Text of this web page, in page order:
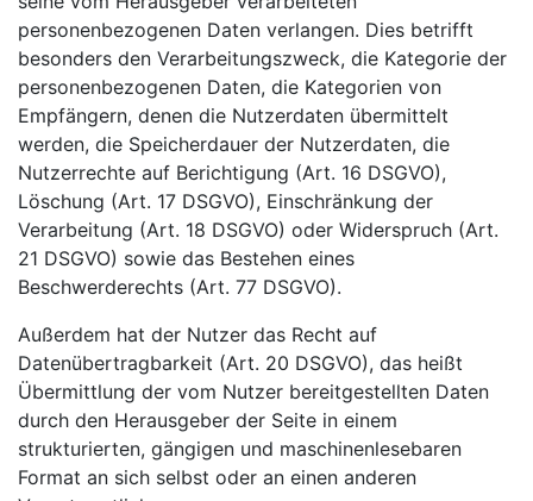
personenbezogenen Daten verlangen. Dies betrifft
besonders den Verarbeitungszweck, die Kategorie der
personenbezogenen Daten, die Kategorien von
Empfängern, denen die Nutzerdaten übermittelt
werden, die Speicherdauer der Nutzerdaten, die
Nutzerrechte auf Berichtigung (Art. 16 DSGVO),
Löschung (Art. 17 DSGVO), Einschränkung der
Verarbeitung (Art. 18 DSGVO) oder Widerspruch (Art.
21 DSGVO) sowie das Bestehen eines
Beschwerderechts (Art. 77 DSGVO).
Außerdem hat der Nutzer das Recht auf
Datenübertragbarkeit (Art. 20 DSGVO), das heißt
Übermittlung der vom Nutzer bereitgestellten Daten
durch den Herausgeber der Seite in einem
strukturierten, gängigen und maschinenlesebaren
Format an sich selbst oder an einen anderen